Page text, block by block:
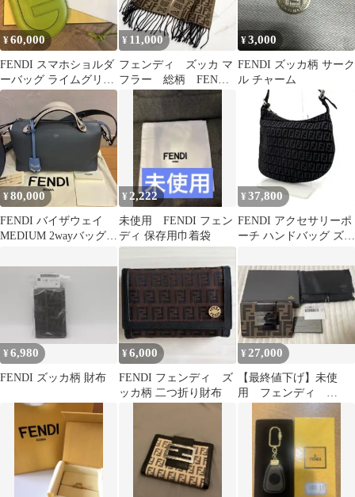
¥60,000
FENDI スマホショルダ
ーバッグ ライムグリー
ン
¥ 11,000
フェンディ ズッカ マ
フラー 総柄 FENDI
レディース
¥3,000
FENDI ズッカ柄 サーク
ル チャーム
¥80,000
FENDI バイザウェイ
MEDIUM 2wayバッグ
¥2,222
未使用 FENDI フェン
ディ 保存用巾着袋
¥ 37,800
FENDI アクセサリーポ
ーチ ハンドバッグ ズッ
¥6,980
FENDI ズッカ柄 財布
¥6,000
FENDI フェンディ ズ
ッカ柄 二つ折り財布
¥ 27,000
【最終値下げ】未使
用 フェンディ
FENDI ズッカ柄 二つ
折り財布 新品